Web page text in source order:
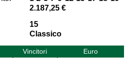
2.187,25 €
15
Classico
Vincitori
Euro